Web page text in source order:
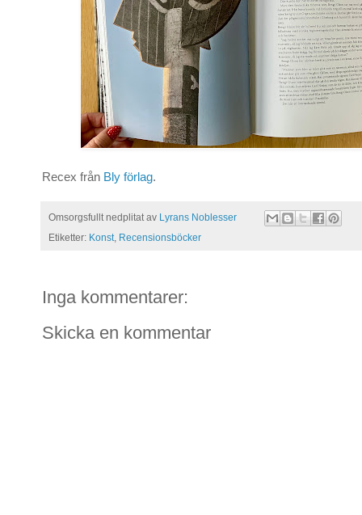
Recex från Bly förlag.
Omsorgsfullt nedplitat av Lyrans Noblesser
Etiketter: Konst, Recensionsböcker
Inga kommentarer:
Skicka en kommentar